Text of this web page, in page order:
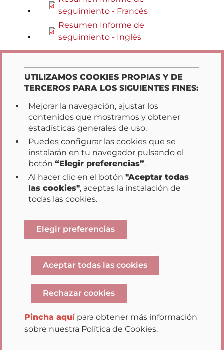
seguimiento - Francés
Resumen Informe de
seguimiento - Inglés
Inicio | Transparencia | Participación
Datos Abiertos | Acción de Gobierno
Buenas Prácticas
Mapa web | Aviso legal
Opciones de privacidad
Gobierno de NavarraAvenida Carlos III 2, Planta
Baja 31012 Pamplona / Iruña Tel.+34 948 012 012
Opciones de privacidad
UTILIZAMOS COOKIES PROPIAS Y DE
TERCEROS PARA LOS SIGUIENTES FINES:
Mejorar la navegación, ajustar los
contenidos que mostramos y obtener
estadísticas generales de uso.
Puedes configurar las cookies que se
instalarán en tu navegador pulsando el
botón “Elegir preferencias”.
Al hacer clic en el botón "Aceptar todas
las cookies", aceptas la instalación de
todas las cookies.
Elegir preferencias
Aceptar todas las cookies
Rechazar cookies
Pincha aquí para obtener más información
sobre nuestra Política de Cookies.